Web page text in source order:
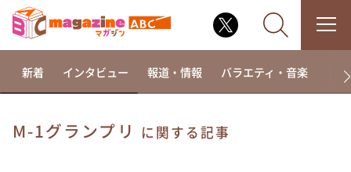
新着 インタビュー 報道・情報 バラエティ・音楽 ド
M-1グランプリ に関する記事